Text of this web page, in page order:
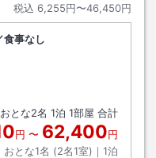
税込 6,255円〜46,450円
食事なし
おとな2名 1泊 1部屋 合計
円 〜 62,400円
おとな1名 (2名1室)｜ 1泊